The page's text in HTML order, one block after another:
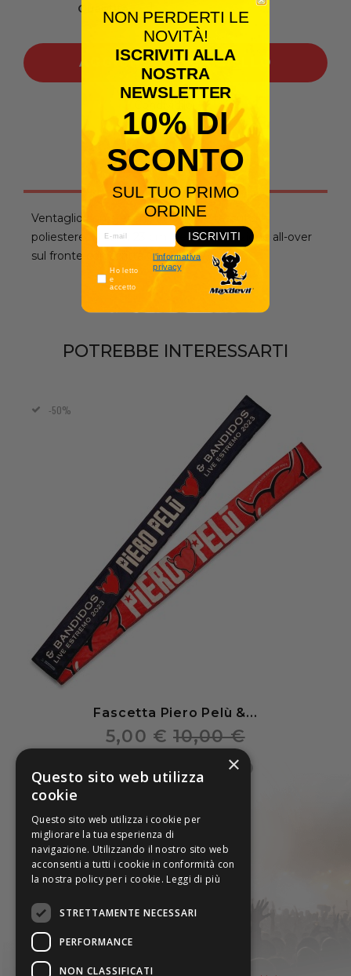
Quantità
AGGIUNGI AL CARRELLO
Descrizione
Ventaglio con stecche in legno e tessuto in
poliestere. Misure: 23 cm. personalizzazione all-over
sul fronte con scritta CALDAZZA.
POTREBBE INTERESSARTI
Fascetta Piero Pelù &...
5,00 € 10,00 €
-50%
Via Ampere 8 - 42017 Novellara (RE)
NON PERDERTI LE
NOVITÀ!
ISCRIVITI ALLA
NOSTRA
NEWSLETTER
10% DI
SCONTO
SUL TUO PRIMO
ORDINE
ISCRIVITI
Ho letto
e
accetto
l'informativa
privacy
×
Questo sito web utilizza
cookie
Questo sito web utilizza i cookie per
migliorare la tua esperienza di
navigazione. Utilizzando il nostro sito web
acconsenti a tutti i cookie in conformità con
la nostra policy per i cookie. Leggi di più
STRETTAMENTE NECESSARI
PERFORMANCE
NON CLASSIFICATI